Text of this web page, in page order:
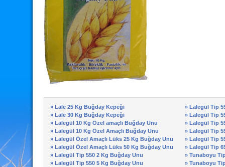
» Lale 25 Kg Buğday Kepeği
» Lale 30 Kg Buğday Kepeği
» Lalegül 10 Kg Özel amaçlı Buğday Unu
» Lalegül 10 Kg Özel Amaçlı Buğday Unu
» Lalegül Özel Amaçlı Lüks 25 Kg Buğday Unu
» Lalegül Özel Amaçlı Lüks 50 Kg Buğday Unu
» Lalegül Tip 550 2 Kg Buğday Unu
» Lalegül Tip 550 5 Kg Buğday Unu
» Lalegül Tip
» Lalegül Tip
» Lalegül Tip
» Lalegül Tip
» Lalegül Tip
» Lalegül Tip
» Tunaboyu
» Tunaboyu